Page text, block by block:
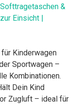
&
Einsicht |
für Kinderwagen
Sportwagen –
Kombinationen.
Dein Kind
Zugluft – ideal für